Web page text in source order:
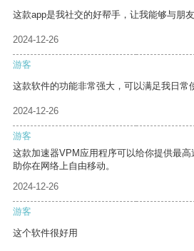
这款app是我社交的好帮手，让我能够与朋
2024-12-26
游客
这款软件的功能非常强大，可以满足我日常
2024-12-26
游客
这款加速器VPM应用程序可以给你提供最
助你在网络上自由移动。
2024-12-26
游客
这个软件很好用